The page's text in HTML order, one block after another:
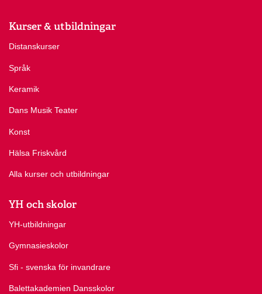
Kurser & utbildningar
Distanskurser
Språk
Keramik
Dans Musik Teater
Konst
Hälsa Friskvård
Alla kurser och utbildningar
YH och skolor
YH-utbildningar
Gymnasieskolor
Sfi - svenska för invandrare
Balettakademien Dansskolor